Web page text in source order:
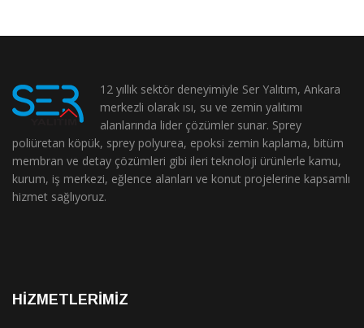
12 yıllık sektör deneyimiyle Ser Yalıtım, Ankara
merkezli olarak ısı, su ve zemin yalıtımı
alanlarında lider çözümler sunar. Sprey
poliüretan köpük, sprey polyurea, epoksi zemin kaplama, bitüm
membran ve detay çözümleri gibi ileri teknoloji ürünlerle kamu,
kurum, iş merkezi, eğlence alanları ve konut projelerine kapsamlı
hizmet sağlıyoruz.
HİZMETLERİMİZ